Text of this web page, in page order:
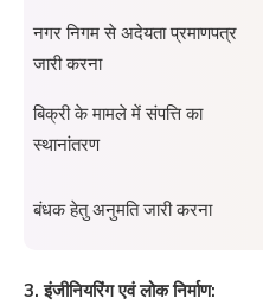
नगर निगम से अदेयता प्रमाणपत्र
जारी करना
बिक्री के मामले में संपत्ति का
स्थानांतरण
बंधक हेतु अनुमति जारी करना
3. इंजीनियरिंग एवं लोक निर्माण: